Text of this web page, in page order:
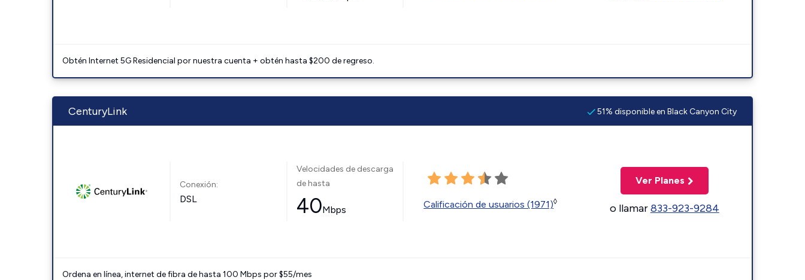
Obtén Internet 5G Residencial por nuestra cuenta + obtén hasta $200 de regreso.
CenturyLink 51% disponible en Black Canyon City
Conexión:
DSL
Velocidades de descarga
de hasta
40Mbps Calificación de usuarios (1971)◊
Ver Planes
o llamar833-923-9284
Ordena en línea, internet de fibra de hasta 100 Mbps por $55/mes